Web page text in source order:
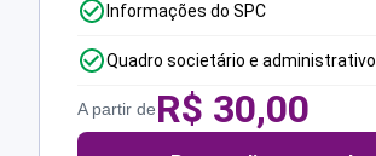
Informações do SPC
Quadro societário e administrativo
A partir deR$ 30,00